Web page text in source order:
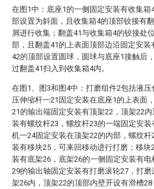
在图1中：底座1的一侧固定安装有收集箱
部设置为斜面，且收集箱4的顶部铰接有
屑进行收集；翻盖41与收集箱4的铰接处
部，且翻盖41的上表面顶部边沿固定安装
42的顶部设置圆球，圆球与底座1接触后
过翻盖41扫入到收集箱4内。
在图1、图3和图4中：打磨组件2包括液压
压伸缩杆一21固定安装在底座1的上表面
21的输出端固定安装有顶架22，顶架22
装有螺纹杆23，螺纹杆23的一端固定安
机一24固定安装在顶架22的内部，螺纹
装有移块25，可来回移动进行打磨；移块
装有底架26，底架26的一侧固定安装有
29的输出轴固定安装有打磨滚轮27，打
架26内，顶架22的顶部内壁开设有滑槽